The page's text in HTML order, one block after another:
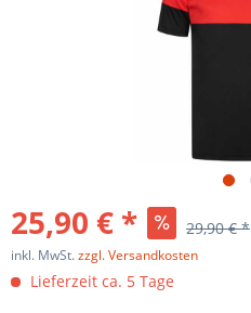
25,90 € * 29,90 € *
inkl. MwSt.zzgl. Versandkosten
Lieferzeit ca. 5 Tage